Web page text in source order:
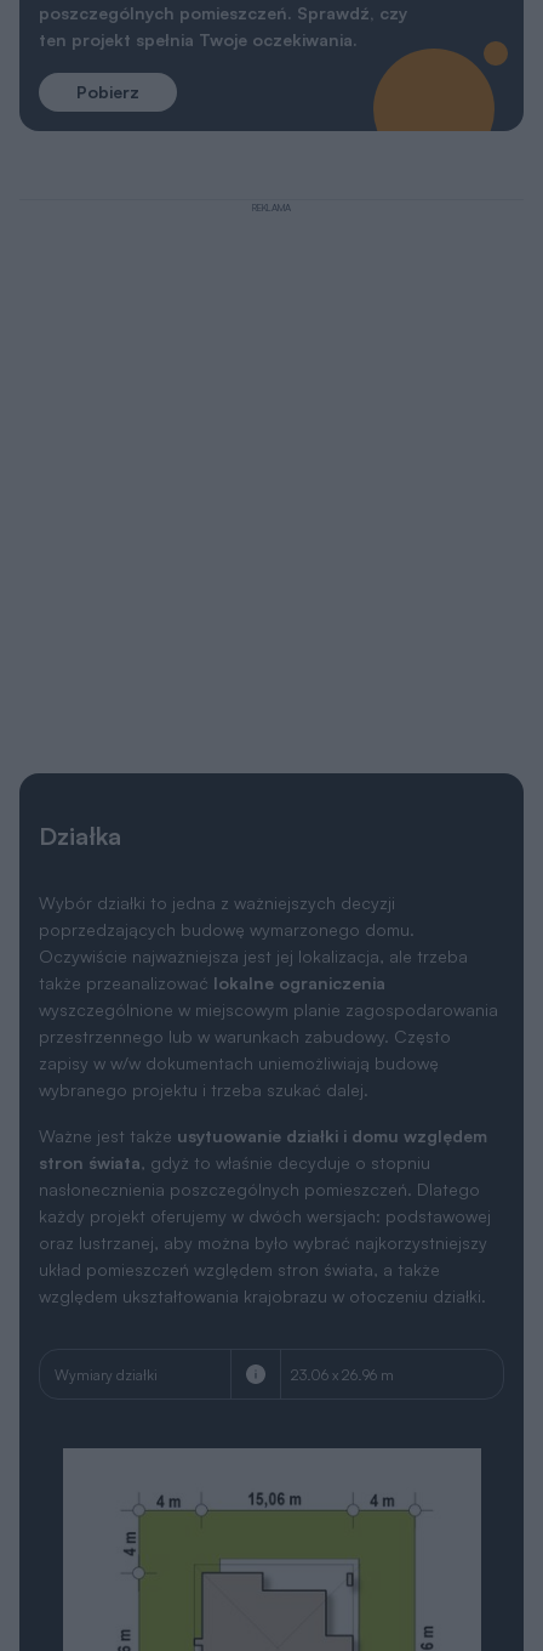
poszczególnych pomieszczeń. Sprawdź, czy
ten projekt spełnia Twoje oczekiwania.
Pobierz
REKLAMA
Działka
Wybór działki to jedna z ważniejszych decyzji
poprzedzających budowę wymarzonego domu.
Oczywiście najważniejsza jest jej lokalizacja, ale trzeba
także przeanalizować lokalne ograniczenia
wyszczególnione w miejscowym planie zagospodarowania
przestrzennego lub w warunkach zabudowy. Często
zapisy w w/w dokumentach uniemożliwiają budowę
wybranego projektu i trzeba szukać dalej.
Ważne jest także usytuowanie działki i domu względem
stron świata, gdyż to właśnie decyduje o stopniu
nasłonecznienia poszczególnych pomieszczeń. Dlatego
każdy projekt oferujemy w dwóch wersjach: podstawowej
oraz lustrzanej, aby można było wybrać najkorzystniejszy
układ pomieszczeń względem stron świata, a także
względem ukształtowania krajobrazu w otoczeniu działki.
Wymiary działki 23.06 x 26.96 m